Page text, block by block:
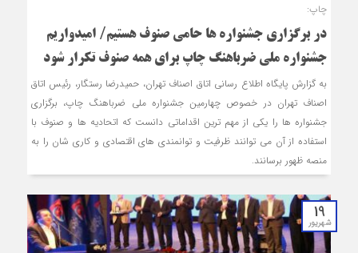
چاپ:
در برگزاری جشنواره ها حامی صنوف هستیم/ امیدواریم
جشنواره ملی ضرباهنگ چاپ برای همه صنوف تکرار شود
به گزارش پایگاه اطلاع رسانی اتاق اصناف تهران، حمیدرضا رستگار، رئیس اتاق
اصناف تهران در خصوص چهارمین جشنواره ملی ضرباهنگ چاپ، برگزاری
جشنواره ها را یکی از مهم ترین اقداماتی دانست که اتحادیه ها و صنوف با
استفاده از آن می توانند ظرفیت و توانمندی های اقتصادی و کاری شان را به
منصه ظهور برسانند.
19
شهریور